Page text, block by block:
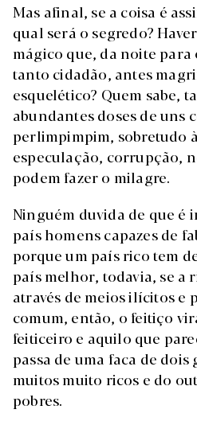
Mas afinal, se a coisa é
qual será o segredo?
mágico que, da noite
tanto cidadão, antes
esquelético? Quem sabe,
abundantes doses de uns
perlimpimpim, sobretudo
especulação, corrupção,
podem fazer o milagre.
Ninguém duvida de que é
país homens capazes de
porque um país rico tem
país melhor, todavia, se a
através de meios ilícitos e
comum, então, o feitiço
feiticeiro e aquilo que
passa de uma faca de
muitos muito ricos e do
pobres.